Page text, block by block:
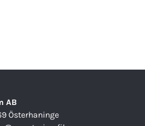
AB
Österhaninge